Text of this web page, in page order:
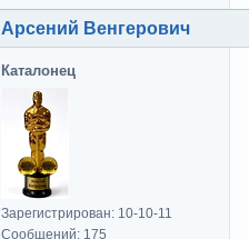
Арсений Венгерович
Каталонец
Зарегистрирован: 10-10-11
Сообщений: 175